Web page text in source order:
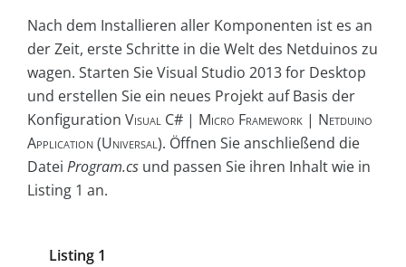
Nach dem Installieren aller Komponenten ist es an
der Zeit, erste Schritte in die Welt des Netduinos zu
wagen. Starten Sie Visual Studio 2013 for Desktop
und erstellen Sie ein neues Projekt auf Basis der
Konfiguration Visual C# | Micro Framework | Netduino
Application(Universal). Öffnen Sie anschließend die
Datei Program.cs und passen Sie ihren Inhalt wie in
Listing 1 an.
Listing 1